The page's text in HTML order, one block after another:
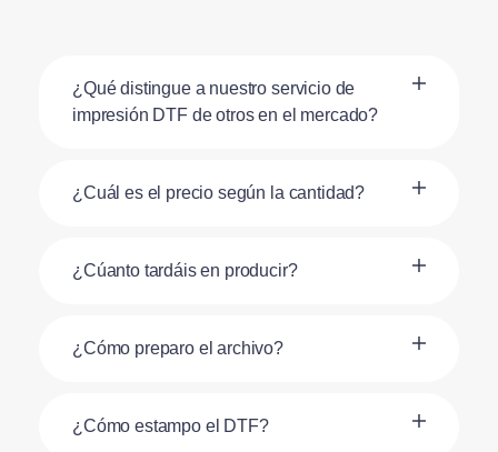
¿Qué distingue a nuestro servicio de
impresión DTF de otros en el mercado?
¿Cuál es el precio según la cantidad?
¿Cúanto tardáis en producir?
¿Cómo preparo el archivo?
¿Cómo estampo el DTF?